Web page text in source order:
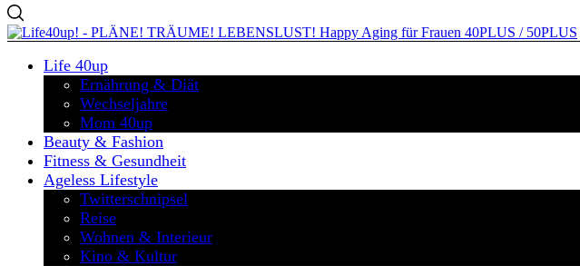
Life 40up
Ernährung & Diät
Wechseljahre
Mom 40up
Beauty & Fashion
Fitness & Gesundheit
Ageless Lifestyle
Twitterschnipsel
Reise
Wohnen & Interieur
Kino & Kultur